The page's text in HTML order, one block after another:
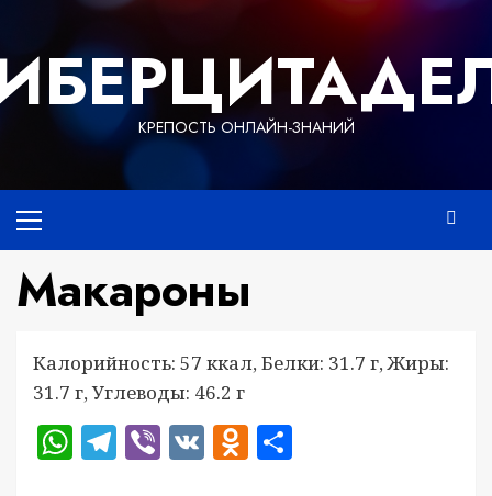
содержимому
КРЕПОСТЬ ОНЛАЙН-ЗНАНИЙ
меню
Макароны
Калорийность: 57 ккал, Белки: 31.7 г, Жиры:
31.7 г, Углеводы: 46.2 г
WhatsApp
Telegram
Viber
VKOdnoklassniki